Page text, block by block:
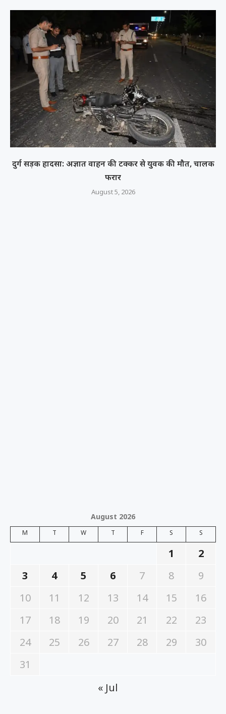
दुर्ग सड़क हादसा: अज्ञात वाहन की टक्कर से युवक की मौत, चालक
फरार
August 5, 2026
August 2026
M T W T F S S
1
2
3
4 5 6 7 8
9
10
11 12 13 14 15
16
17
18 19 20 21 22
23
24
25 26 27 28 29
30
31
« Jul